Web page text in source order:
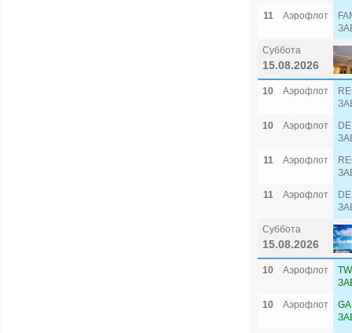
11
Аэрофлот
Суббота
15.08.2026
10 Аэрофлот
10
Аэрофлот
11
Аэрофлот
11
Аэрофлот
Суббота
15.08.2026
10 Аэрофлот
10
Аэрофлот